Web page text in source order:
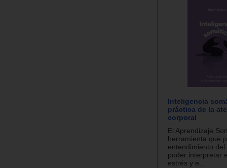
Inteligencia
práctica de la
corporal
El Aprendizaje
herramienta que
entendimiento
poder interpretar
estrés y e...